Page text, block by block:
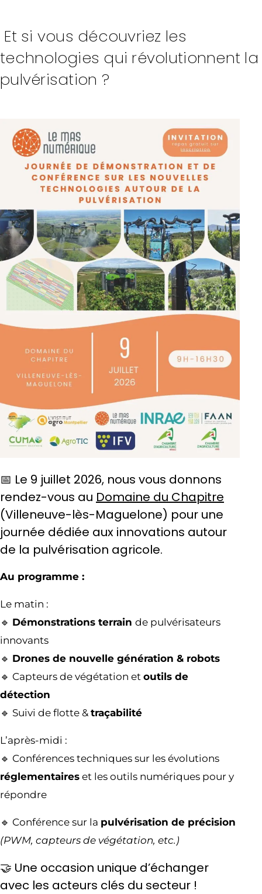
Et si vous découvriez les
technologies qui révolutionnent la
pulvérisation ?
📅 Le 9 juillet 2026, nous vous donnons
rendez-vous au Domaine du Chapitre
(Villeneuve-lès-Maguelone) pour une
journée dédiée aux innovations autour
de la pulvérisation agricole.
Au programme :
Le matin :
🔹 Démonstrations terrain de pulvérisateurs
innovants
🔹 Drones de nouvelle génération & robots
🔹 Capteurs de végétation et outils de
détection
🔹 Suivi de flotte & traçabilité
L’après-midi :
🔹 Conférences techniques sur les évolutions
réglementaires et les outils numériques pour y
répondre
🔹 Conférence sur la pulvérisation de précision
(PWM, capteurs de végétation, etc.)
🤝 Une occasion unique d’échanger
avec les acteurs clés du secteur !